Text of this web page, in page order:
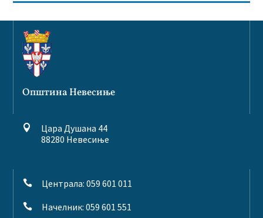
Општина Невесиње

Цара Душана 44
88280 Невесиње
 Централа: 059 601 011
 Начелник: 059 601 551